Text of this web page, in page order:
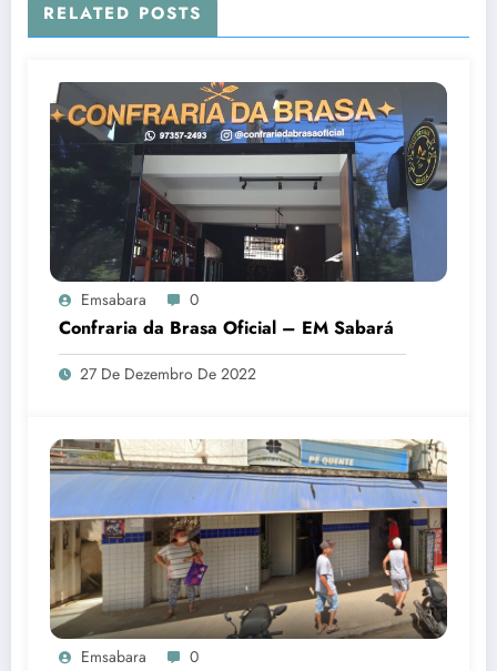
RELATED POSTS
Emsabara 0
Confraria da Brasa Oficial – EM Sabará
27 De Dezembro De 2022
Emsabara 0